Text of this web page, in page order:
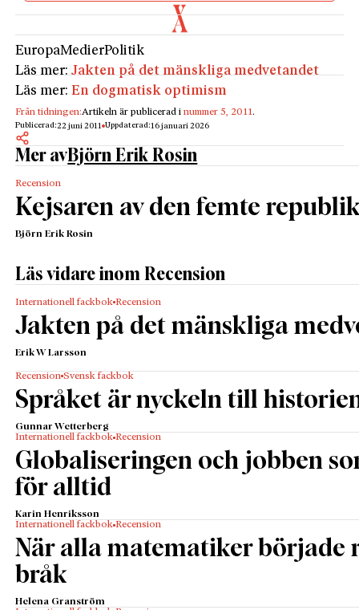
EuropaMedierPolitik
Läs mer:Jakten på det mänskliga medvetandet
Läs mer:En dogmatisk optimism
Från tidningen:Artikeln är publicerad inummer 5, 2011.
Publicerad:22 juni 2011 Uppdaterad:16 januari 2026
Mer avBjörn Erik Rosin
Recension
Kejsaren av den femte
Björn Erik Rosin
Läs vidare inom Recension
Internationell fackbok Recension
Jakten på det mänskliga
Erik W Larsson
Recension Svensk fackbok
Språket är nyckeln till
Gunnar Wetterberg
Internationell fackbok Recension
Globaliseringen och jobben
för alltid
Karin Henriksson
Internationell fackbok Recension
När alla matematiker började
bråk
Helena Granström